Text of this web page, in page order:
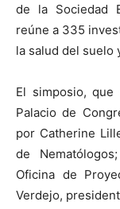
de la Sociedad
reúne a 335
la salud del suelo
El simposio,
Palacio de
por Catherine
de
Oficina de
Verdejo,